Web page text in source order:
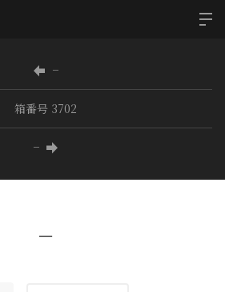
−
箱番号 3702
−
−